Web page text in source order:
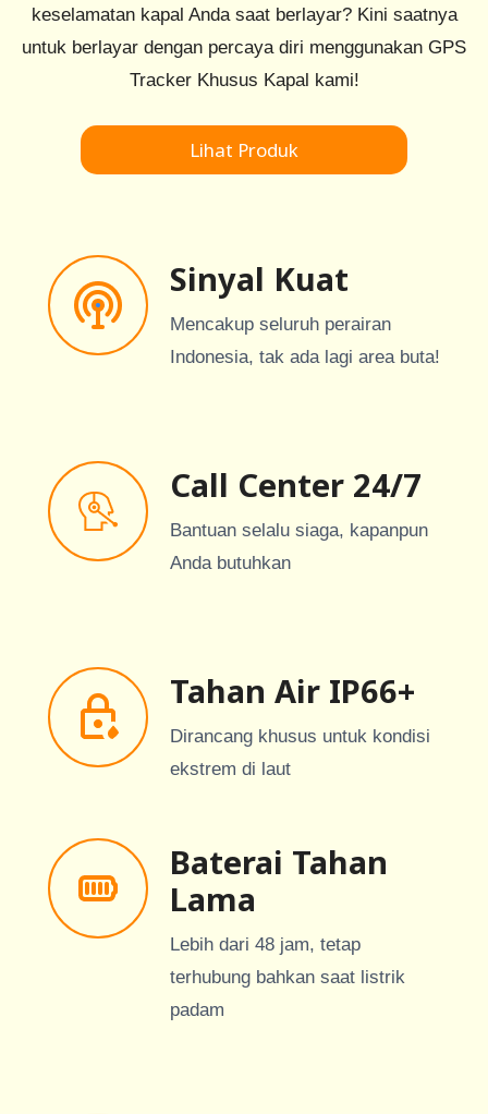
keselamatan kapal Anda saat berlayar? Kini saatnya
untuk berlayar dengan percaya diri menggunakan GPS
Tracker Khusus Kapal kami!
Lihat Produk
Sinyal Kuat
Mencakup seluruh perairan
Indonesia, tak ada lagi area buta!
Call Center 24/7
Bantuan selalu siaga, kapanpun
Anda butuhkan
Tahan Air IP66+
Dirancang khusus untuk kondisi
ekstrem di laut
Baterai Tahan
Lama
Lebih dari 48 jam, tetap
terhubung bahkan saat listrik
padam